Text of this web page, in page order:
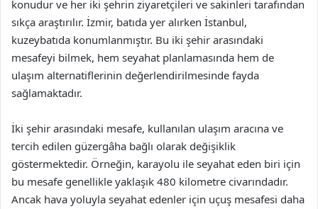
konudur ve her iki şehrin ziyaretçileri ve sakinleri tarafından
sıkça araştırılır. İzmir, batıda yer alırken İstanbul,
kuzeybatıda konumlanmıştır. Bu iki şehir arasındaki
mesafeyi bilmek, hem seyahat planlamasında hem de
ulaşım alternatiflerinin değerlendirilmesinde fayda
sağlamaktadır.
İki şehir arasındaki mesafe, kullanılan ulaşım aracına ve
tercih edilen güzergâha bağlı olarak değişiklik
göstermektedir. Örneğin, karayolu ile seyahat eden biri için
bu mesafe genellikle yaklaşık 480 kilometre civarındadır.
Ancak hava yoluyla seyahat edenler için uçuş mesafesi daha